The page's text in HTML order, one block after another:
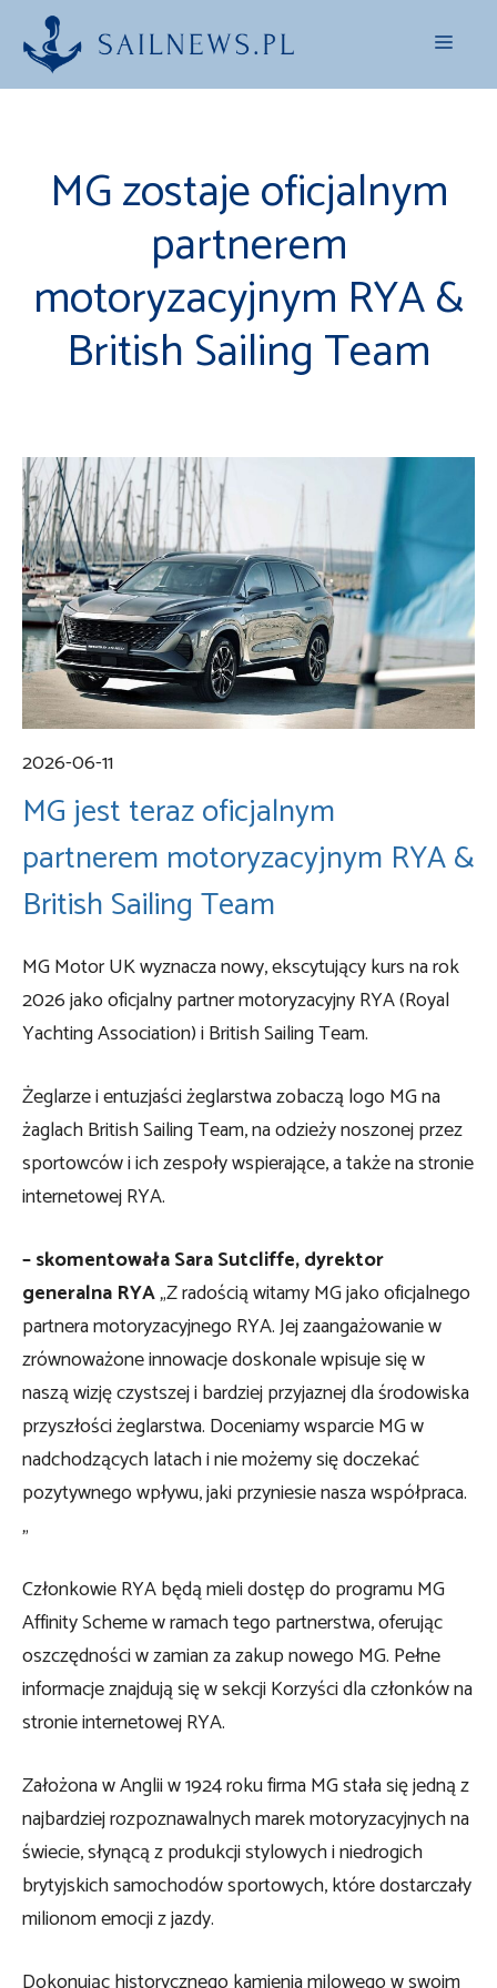
Przejdź
treści
Menu
MG zostaje oficjalnym
partnerem
motoryzacyjnym RYA &
British Sailing Team
2026-06-11
MG jest teraz oficjalnym
partnerem motoryzacyjnym RYA &
British Sailing Team
MG Motor UK wyznacza nowy, ekscytujący kurs na rok
2026 jako oficjalny partner motoryzacyjny RYA (Royal
Yachting Association) i British Sailing Team.
Żeglarze i entuzjaści żeglarstwa zobaczą logo MG na
żaglach British Sailing Team, na odzieży noszonej przez
sportowców i ich zespoły wspierające, a także na stronie
internetowej RYA.
– skomentowała Sara Sutcliffe, dyrektor
generalna RYA„Z radością witamy MG jako oficjalnego
partnera motoryzacyjnego RYA. Jej zaangażowanie w
zrównoważone innowacje doskonale wpisuje się w
naszą wizję czystszej i bardziej przyjaznej dla środowiska
przyszłości żeglarstwa. Doceniamy wsparcie MG w
nadchodzących latach i nie możemy się doczekać
pozytywnego wpływu, jaki przyniesie nasza współpraca.
„
Członkowie RYA będą mieli dostęp do programu MG
Affinity Scheme w ramach tego partnerstwa, oferując
oszczędności w zamian za zakup nowego MG. Pełne
informacje znajdują się w sekcji Korzyści dla członków na
stronie internetowej RYA.
Założona w Anglii w 1924 roku firma MG stała się jedną z
najbardziej rozpoznawalnych marek motoryzacyjnych na
świecie, słynącą z produkcji stylowych i niedrogich
brytyjskich samochodów sportowych, które dostarczały
milionom emocji z jazdy.